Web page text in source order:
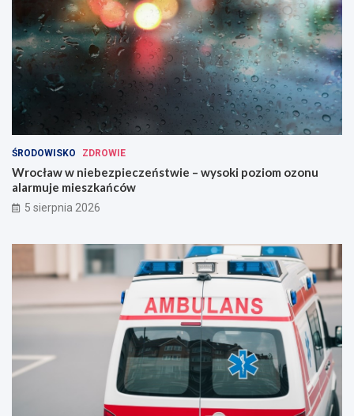
ŚRODOWISKO ZDROWIE
Wrocław w niebezpieczeństwie – wysoki poziom ozonu
alarmuje mieszkańców
5 sierpnia 2026